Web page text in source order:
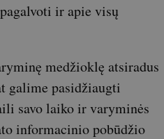
ir apie visų
medžioklę atsiradus
galime pasidžiaugti
savo laiko ir varyminės
informacinio pobūdžio